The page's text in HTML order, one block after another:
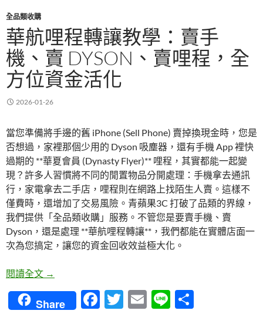
全品類收購
華航哩程轉讓教學：賣手
機、賣 DYSON、賣哩程，全
方位資金活化
2026-01-26
當您準備將手邊的舊 iPhone (Sell Phone) 賣掉換現金時，您是
否想過，家裡那個少用的 Dyson 吸塵器，還有手機 App 裡快
過期的 **華夏會員 (Dynasty Flyer)** 哩程，其實都能一起變
現？許多人習慣將不同的閒置物品分開處理：手機拿去通訊
行，家電拿去二手店，哩程則在網路上找陌生人賣。這樣不
僅費時，還增加了交易風險。青蘋果3C 打破了品類的界線，
我們提供「全品類收購」服務。不管您是要賣手機、賣
Dyson，還是處理 **華航哩程轉讓**，我們都能在實體店面一
次為您搞定，讓您的資金回收效益極大化。
閱讀全文 華航哩程轉讓教學：賣手機、賣 Dyson、賣哩程，
→
Share
F
T
E
Li